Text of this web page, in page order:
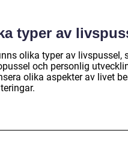
typer av
olika typer av livspussel,
och personlig
olika aspekter av livet